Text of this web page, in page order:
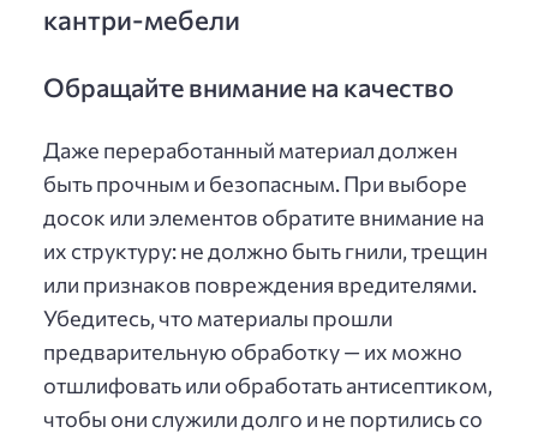
кантри-мебели
Обращайте внимание на качество
Даже переработанный материал должен
быть прочным и безопасным. При выборе
досок или элементов обратите внимание на
их структуру: не должно быть гнили, трещин
или признаков повреждения вредителями.
Убедитесь, что материалы прошли
предварительную обработку — их можно
отшлифовать или обработать антисептиком,
чтобы они служили долго и не портились со